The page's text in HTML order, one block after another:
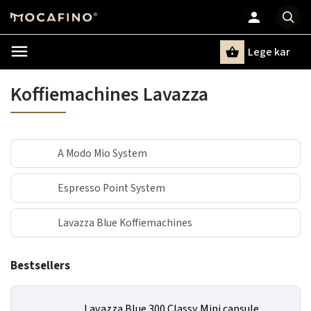
Lege kar
Koffiemachines Lavazza
A Modo Mio System
Espresso Point System
Lavazza Blue Koffiemachines
Bestsellers